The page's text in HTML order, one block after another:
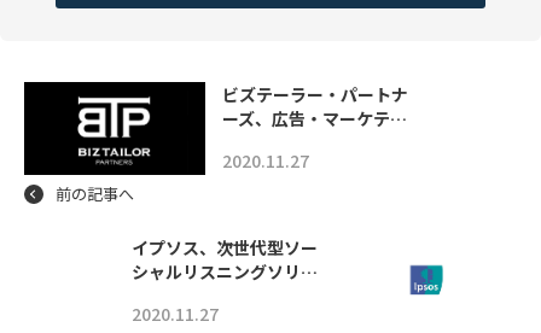
ビズテーラー・パートナ
ーズ、広告・マーケテ…
2020.11.27
前の記事へ
イプソス、次世代型ソー
シャルリスニングソリ…
2020.11.27